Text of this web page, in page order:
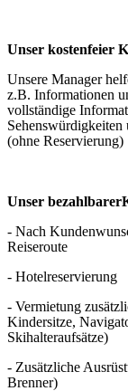
Unser kostenfeier
Unsere Manager
z.B. Informationen
vollständige
(ohne Reservierung)
Unser bezahlbarer
- Nach
Reiseroute
- Hotelreservierung
- Vermietung
Kindersitze,
Skihalteraufsätze)
- Zusätzliche
Brenner)